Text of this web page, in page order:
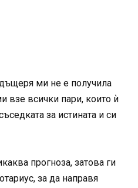
ми не е получила
взе всички пари, които ѝ
за истината и си
прогноза, затова ги
за да направя